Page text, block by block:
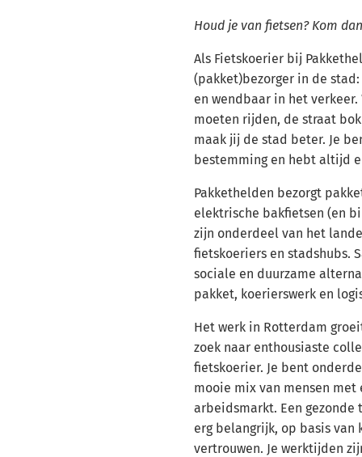
Houd je van fietsen? Kom
Als Fietskoerier bij
(pakket)bezorger in de
en wendbaar in het verkeer.
moeten rijden, de straat
maak jij de stad beter. Je
bestemming en hebt altijd
Pakkethelden bezorgt
elektrische bakfietsen (en
zijn onderdeel van het
fietskoeriers en stadshubs.
sociale en duurzame
pakket, koerierswerk en
Het werk in Rotterdam
zoek naar enthousiaste
fietskoerier. Je bent
mooie mix van mensen
arbeidsmarkt. Een
erg belangrijk, op basis van
vertrouwen. Je werktijden